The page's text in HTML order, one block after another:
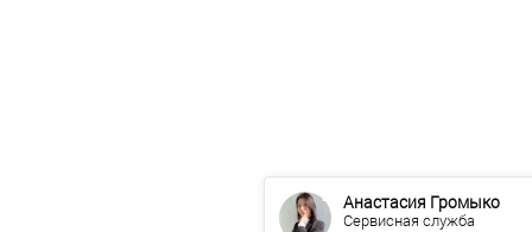
Анастасия Громыко
Сервисная служба